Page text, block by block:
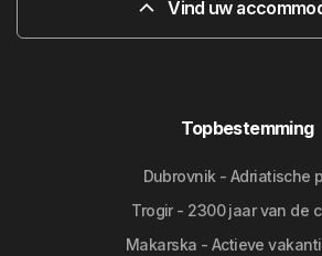
Vind uw
Topbestemming
Dubrovnik - Adriatische
Trogir - 2300 jaar van de
Makarska - Actieve